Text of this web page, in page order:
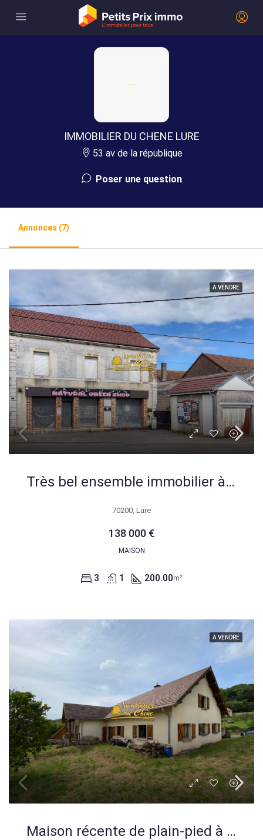
IMMOBILIER DU CHENE LURE
53 av de la république
Poser une question
Annonces (7)
A VENDRE
Très bel ensemble immobilier à Lure avec potentiel de rénovation
70200, Lure
138 000 €
MAISON
3 1 200.00m²
A VENDRE
Maison récente de plain-pied à vendre à Fresse – 117 m²